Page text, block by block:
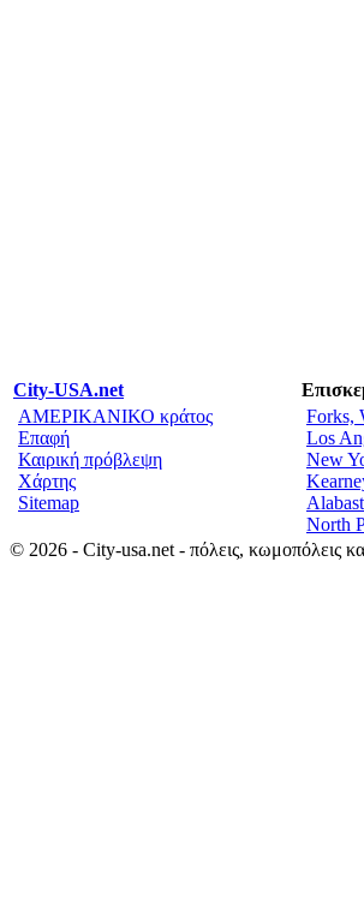
City-USA.net
ΑΜΕΡΙΚΑΝΙΚΟ κράτος
Επαφή
Καιρική πρόβλεψη
Χάρτης
Sitemap
Forks,
Los
New
North
© 2026 - City-usa.net - πόλεις, κωμοπόλεις